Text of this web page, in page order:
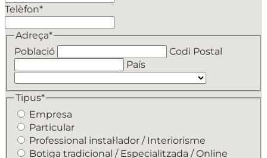
Telèfon*
Adreça*
Població
Codi Postal
País
Tipus*
Empresa
Particular
Professional instal·lador / Interiorisme
Botiga tradicional / Especialitzada / Online